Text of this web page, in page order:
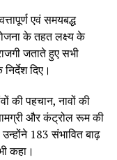
एवं समयबद्ध
के तहत लक्ष्य के
जताते हुए सभी
दिए।
की पहचान, नावों की
और कंट्रोल रूम की
183 संभावित बाढ़
कहा।